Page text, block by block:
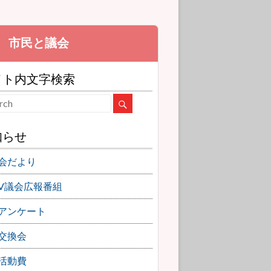
内文字検索
せ
だより
議会広報番組
ンケート
換会
動費